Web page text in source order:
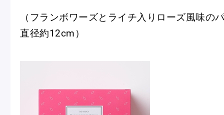
（フランボワーズとライチ入りローズ風味の
直径約12cm）